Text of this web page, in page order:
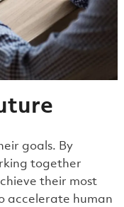
goals. By
together
their most
accelerate human